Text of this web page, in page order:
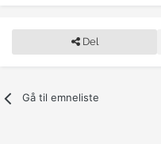
Del
Gå til emneliste